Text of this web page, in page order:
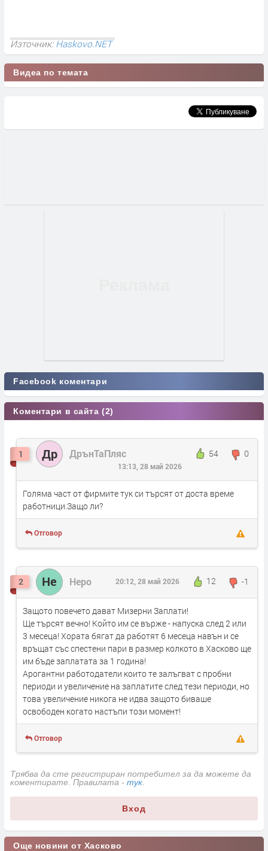
Източник:Haskovo.NET
Видеа по темата
Facebook коментари
Коментари в сайта (2)
1 Др ДрънТаПляс 54 0
13:13, 28 май 2026
Голяма част от фирмите тук си търсят от доста време
работници.Защо ли?
Отговор
2 Не Неро 12 -1
20:12, 28 май 2026
Защото повечето дават Мизерни Заплати!
Ще търсят вечно! Който им се върже - напуска след 2 или
3 месеца! Хората бягат да работят 6 месеца навън и се
връщат със спестени пари в размер колкото в Хасково ще
им бъде заплатата за 1 година!
Арогантни работодатели които те залъгват с пробни
периоди и увеличение на заплатите след тези периоди, но
това увеличение никога не идва защото биваше
освободен когато настъпи този момент!
Отговор
Трябва да сте регистриран потребител за да можете да
коментирате. Правилата - тук
Вход
Още новини от Хасково